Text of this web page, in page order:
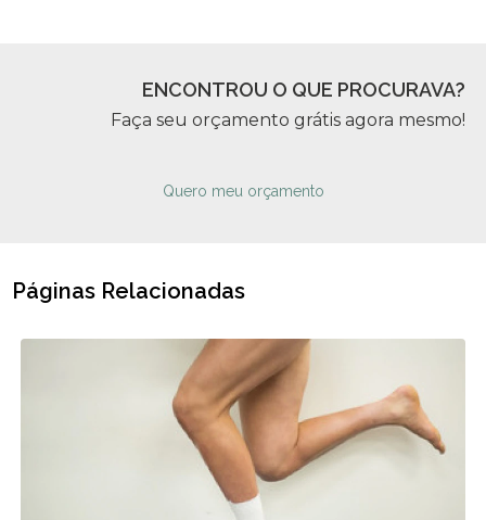
ENCONTROU O QUE PROCURAVA?
Faça seu orçamento grátis agora mesmo!
Quero meu orçamento
Páginas Relacionadas